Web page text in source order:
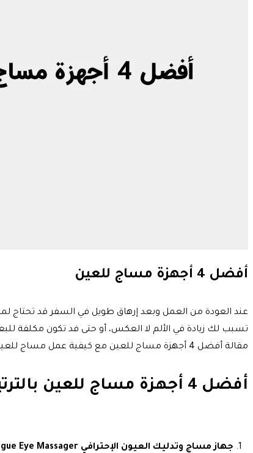
أفضل 4 أجهزة مساج للعين
عند العودة من العمل وبعد إرهاق طويل في السفر قد تحتاج
تسبب لك زيادة في الألم لا العكس، أو حتى فد تكون مكلفة
مقالة أفضل 4 أجهزة مساج للعين مع كيفية عمل مساج للعين.
أفضل 4 أجهزة مساج للعين بالترتيب من الأفضل
جهاز مساج وتدليك العيون الإحترافي SKG Eye Massager Relieves Fatigue Eye Massager